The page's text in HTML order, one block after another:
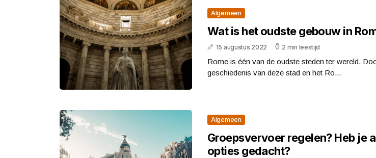
Algemeen
Wat is het oudste gebouw in
15 augustus 2022 2 min leestijd
Rome is één van de oudste steden ter wereld.
geschiedenis van deze stad en het Ro...
Algemeen
Groepsvervoer regelen? Heb je
opties gedacht?